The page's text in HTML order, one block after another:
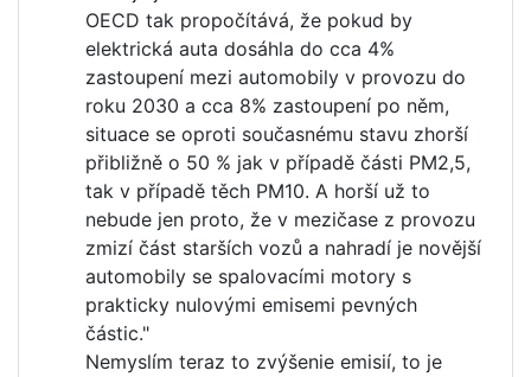
OECD tak propočítává, že pokud by
elektrická auta dosáhla do cca 4%
zastoupení mezi automobily v provozu do
roku 2030 a cca 8% zastoupení po něm,
situace se oproti současnému stavu zhorší
přibližně o 50 % jak v případě části PM2,5,
tak v případě těch PM10. A horší už to
nebude jen proto, že v mezičase z provozu
zmizí část starších vozů a nahradí je novější
automobily se spalovacími motory s
prakticky nulovými emisemi pevných
částic."
Nemyslím teraz to zvýšenie emisií, to je